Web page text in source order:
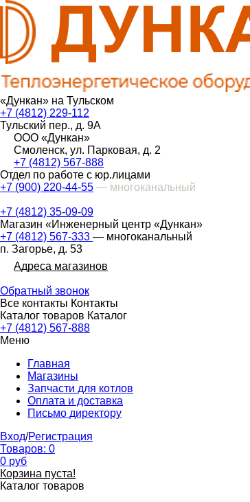
«Дункан» на Тульском
+7 (4812) 229-112
Тульский пер., д. 9А
ООО «Дункан»
Смоленск, ул. Парковая, д. 2
+7 (4812) 567-888
Отдел по работе с юр.лицами
+7 (900) 220-44-55 — многоканальный
+7 (4812) 35-09-09
Магазин «Инженерный центр «Дункан»
+7 (4812) 567-333 — многоканальный
п. Загорье, д. 53
Адреса магазинов
Обратный звонок
Все контакты Контакты
Каталог товаров Каталог
+7 (4812) 567-888
Меню
Главная
Магазины
Запчасти для котлов
Оплата и доставка
Письмо директору
Вход/Регистрация
Товаров: 0
0 руб
Корзина пуста!
Каталог товаров